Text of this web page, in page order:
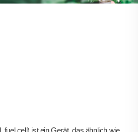
fuel cell) ist ein Gerät, das ähnlich wie